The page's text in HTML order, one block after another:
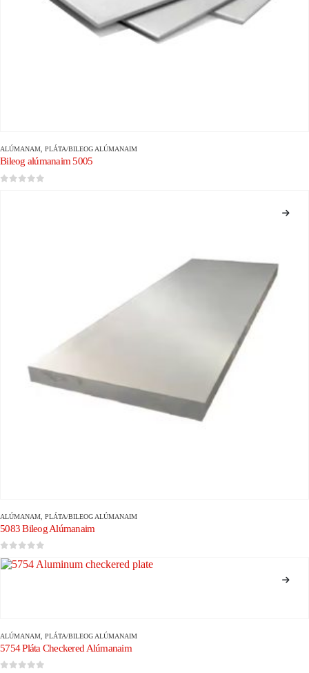
ALÚMANAM, PLÁTA/BILEOG ALÚMANAIM
Bileog alúmanaim 5005
ALÚMANAM PLÁTA/BILEOG ALÚMANAIM
5083 Bileog Alúmanaim
ALÚMANAM PLÁTA/BILEOG ALÚMANAIM
5754 Pláta Checkered Alúmanaim